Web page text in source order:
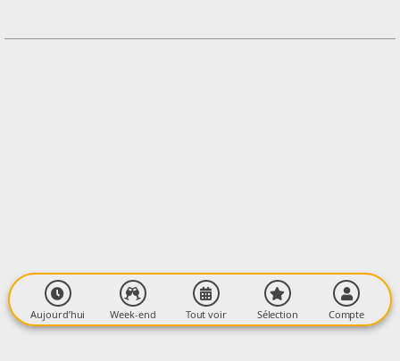
Aujourd’hui Week-end Tout voir Sélection Compte